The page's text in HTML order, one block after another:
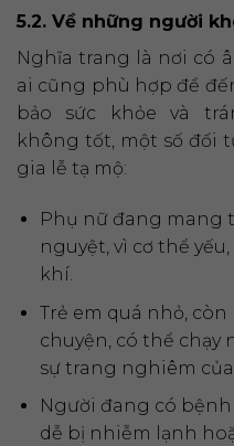
5.2. Về những người
Nghĩa trang là nơi có
ai cũng phù hợp để
bảo sức khỏe và
không tốt, một số đối
gia lễ tạ mộ:
Phụ nữ đang mang
nguyệt, vì cơ thể
khí.
Trẻ em quá nhỏ,
chuyện, có thể chạy
sự trang nghiêm của
Người đang có
dễ bị nhiễm lạnh